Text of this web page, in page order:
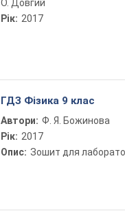
О. Довгий
Рік: 2017
ГДЗ Фізика 9 клас
Автори: Ф. Я. Божинова
Рік: 2017
Опис: